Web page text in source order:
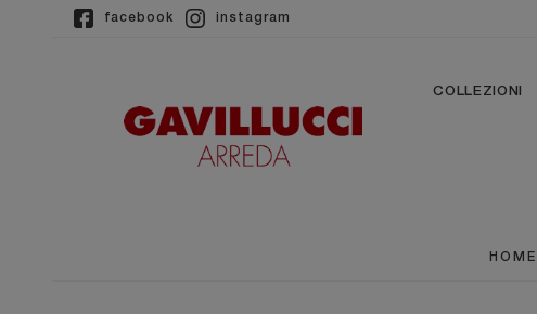
facebook instagram
COLLEZIONI
HOME